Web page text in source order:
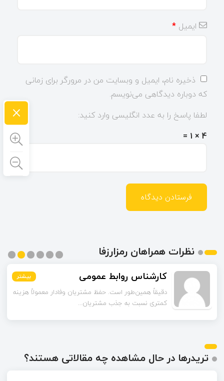
ایمیل *
ذخیره نام، ایمیل و وبسایت من در مرورگر برای زمانی
که دوباره دیدگاهی می‌نویسم.
لطفا پاسخ را به عدد انگلیسی وارد کنید:
4 × 1 =
نظرات همراهان رمزارزفا
بیشتر
بیشتر
بیشتر
بیشتر کارشناس روابط عمومی بیشتر
دقیقاً همین‌طور است. حفظ مشتریان وفادار معمولاً هزینه
کمتری نسبت به جذب مشتریان...
بیشتر
تریدرها در حال مشاهده چه مقالاتی هستند؟
×